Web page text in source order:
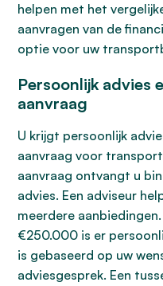
helpen met het
aanvragen van de
optie voor uw
Persoonlijk advies
aanvraag
U krijgt persoonlijk
aanvraag voor
aanvraag ontvangt u
advies. Een adviseur
meerdere
€250.000 is er
is gebaseerd op uw
adviesgesprek. Een